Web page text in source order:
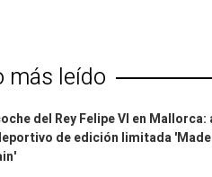
más leído
del Rey Felipe VI en Mallorca:
de edición limitada